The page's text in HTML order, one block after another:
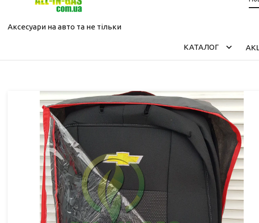
Аксесуари на авто та не тільки
КАТАЛОГ